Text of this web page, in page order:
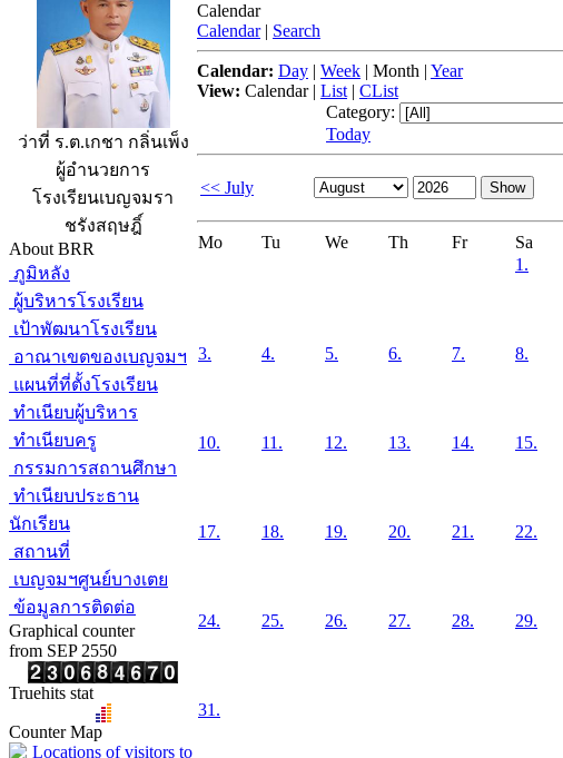
ว่าที่ ร.ต.เกชา กลิ่นเพ็ง
ผู้อำนวยการ
โรงเรียนเบญจมรา
ชรังสฤษฎิ์
About BRR
ภูมิหลัง
ผู้บริหารโรงเรียน
เป้าพัฒนาโรงเรียน
อาณาเขตของเบญจมฯ
แผนที่ที่ตั้งโรงเรียน
ทำเนียบผู้บริหาร
ทำเนียบครู
กรรมการสถานศึกษา
ทำเนียบประธาน
นักเรียน
สถานที่
เบญจมฯศูนย์บางเตย
ข้อมูลการติดต่อ
Graphical counter
from SEP 2550
Truehits stat
Counter Map
Calendar
Calendar | Search
Calendar: Day | Week | Month | Year
View: Calendar| List | CList
Category:
Today
<< July
Mo Tu We Th Fr Sa
1.
3. 4. 5. 6. 7. 8.
10. 11. 12. 13. 14. 15.
17. 18. 19. 20. 21. 22.
24. 25. 26. 27. 28. 29.
31.